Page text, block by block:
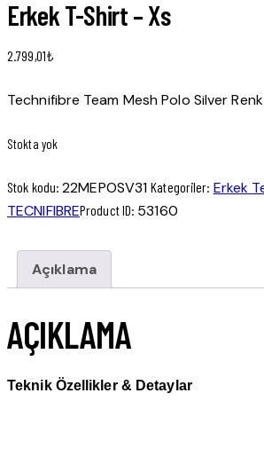
Erkek T-Shirt – Xs
2.799,01₺
Technifibre Team Mesh Polo Silver
Stokta yok
Stok kodu:22MEPOSV31 Kategoriler: Erkek
TECNIFIBREProduct ID: 53160
Açıklama
AÇIKLAMA
Teknik Özellikler & Detaylar